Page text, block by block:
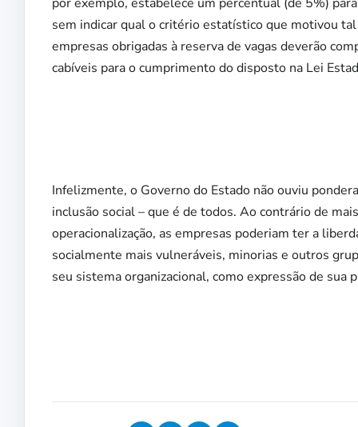
sem indicar qual o critério estatístico que motivou
empresas obrigadas à reserva de vagas deverão
cabíveis para o cumprimento do disposto na Lei
Infelizmente, o Governo do Estado não ouviu
inclusão social – que é de todos. Ao contrário de
operacionalização, as empresas poderiam ter a
socialmente mais vulneráveis, minorias e outros
seu sistema organizacional, como expressão de sua